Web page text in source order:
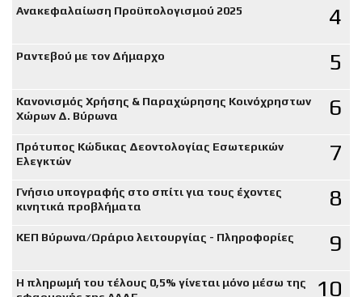
Ανακεφαλαίωση Προϋπολογισμού 2025 4
Ραντεβού με τον Δήμαρχο 5
Κανονισμός Χρήσης & Παραχώρησης Κοινόχρηστων
Χώρων Δ. Βύρωνα
6
Πρότυπος Κώδικας Δεοντολογίας Εσωτερικών
Ελεγκτών
7
Γνήσιο υπογραφής στο σπίτι για τους έχοντες
κινητικά προβλήματα
8
ΚΕΠ Βύρωνα/Ωράριο λειτουργίας - Πληροφορίες 9
Η πληρωμή του τέλους 0,5% γίνεται μόνο μέσω της
10